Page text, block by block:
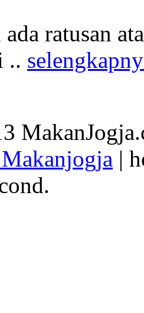
ratusan
..
|